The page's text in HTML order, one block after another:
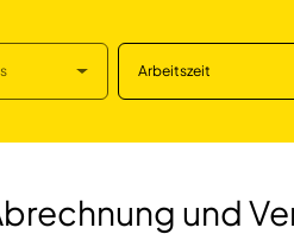
Arbeitszeit
und und